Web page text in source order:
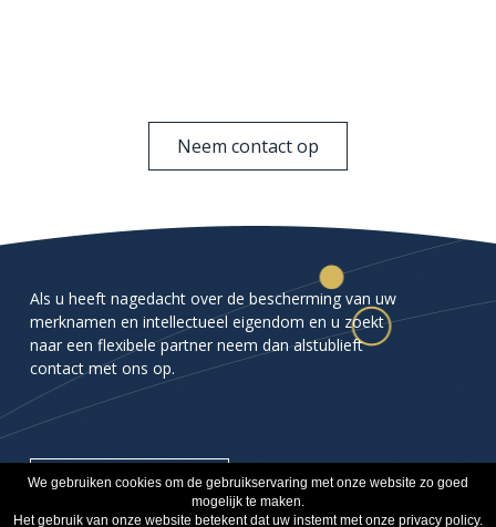
Neem contact op
Als u heeft nagedacht over de bescherming van uw
merknamen en intellectueel eigendom en u zoekt
naar een flexibele partner neem dan alstublieft
contact met ons op.
Neem contact op
We gebruiken cookies om de gebruikservaring met onze website zo goed
mogelijk te maken.
Het gebruik van onze website betekent dat uw instemt met onze privacy policy.